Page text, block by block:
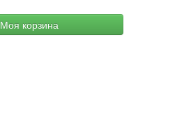
Моя корзина